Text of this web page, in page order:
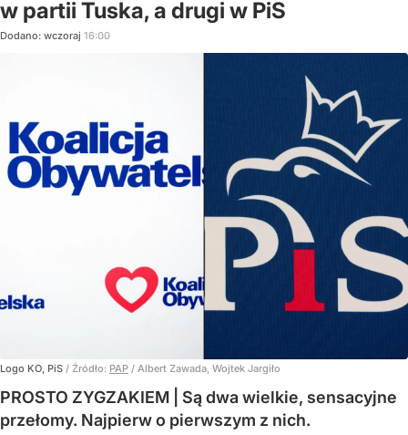
w partii Tuska, a drugi w PiS
Dodano: wczoraj 16:00
Logo KO, PiS / Źródło: PAP / Albert Zawada, Wojtek Jargiło
PROSTO ZYGZAKIEM | Są dwa wielkie, sensacyjne
przełomy. Najpierw o pierwszym z nich.